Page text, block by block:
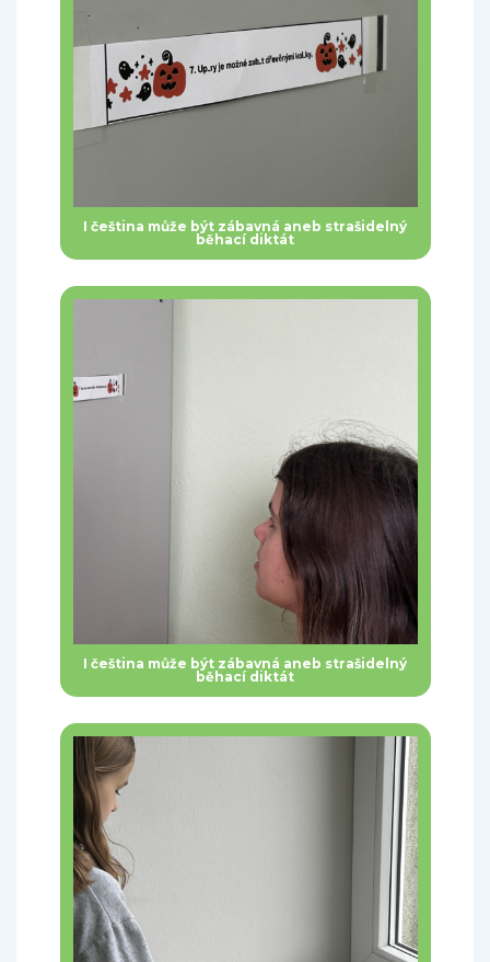
I čeština může být zábavná aneb strašidelný
běhací diktát
I čeština může být zábavná aneb strašidelný
běhací diktát